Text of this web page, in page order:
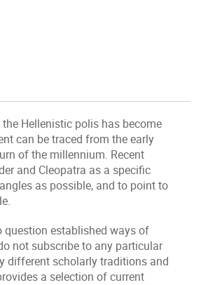
Hellenistic polis has become
can be traced from the early
of the millennium. Recent
and Cleopatra as a specific
as possible, and to point to
question established ways of
not subscribe to any particular
different scholarly traditions and
a selection of current